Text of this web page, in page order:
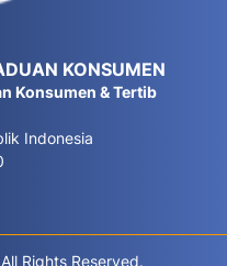
KONSUMEN
Konsumen & Tertib
Indonesia
Rights Reserved.